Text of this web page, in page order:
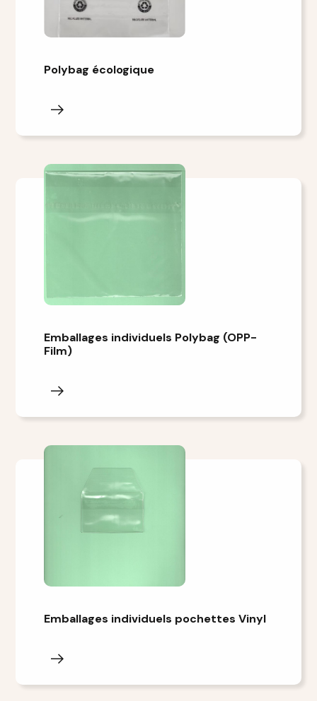
Polybag écologique
Emballages individuels Polybag (OPP-
Film)
Emballages individuels pochettes Vinyl